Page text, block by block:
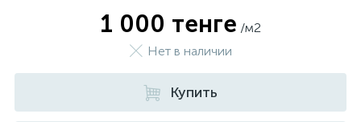
1 000 тенге /м2
Нет в наличии
Купить